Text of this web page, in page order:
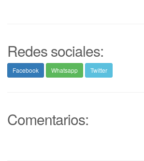
Redes sociales:
Facebook Whatsapp Twitter
Comentarios: